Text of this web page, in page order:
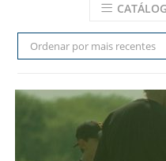
Ordenar por mais recentes